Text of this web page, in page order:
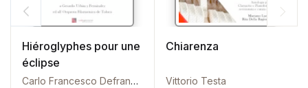
Hiéroglyphes pour une
éclipse
Carlo Francesco Defranceschi
Chiarenza
Vittorio Testa